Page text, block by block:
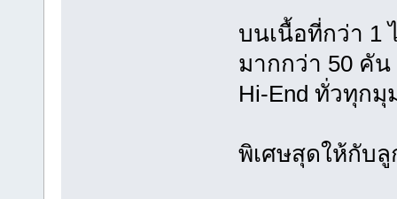
บนเนื้อที่กว่า 1
มากกว่า 50 คั
Hi-End ทั่วทุกมุ
พิเศษสุดให้กับ